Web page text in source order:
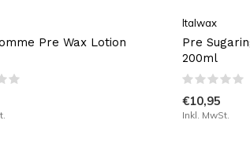
Pre Wax Lotion
Italwax
Pre
200ml
€10,95
Inkl. MwSt.